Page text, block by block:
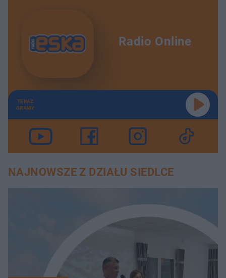
Radio Online
TERAZ
GRAMY
NAJNOWSZE Z DZIAŁU SIEDLCE